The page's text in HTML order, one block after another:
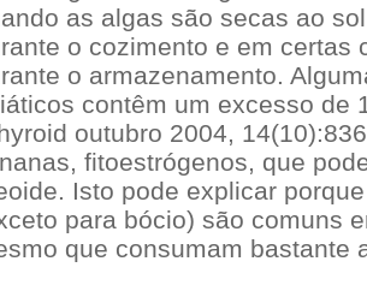
as algas são secas ao
o cozimento e em certas
o armazenamento.
contêm um excesso de
outubro 2004,
fitoestrógenos, que
Isto pode explicar
para bócio) são comuns
que consumam bastante